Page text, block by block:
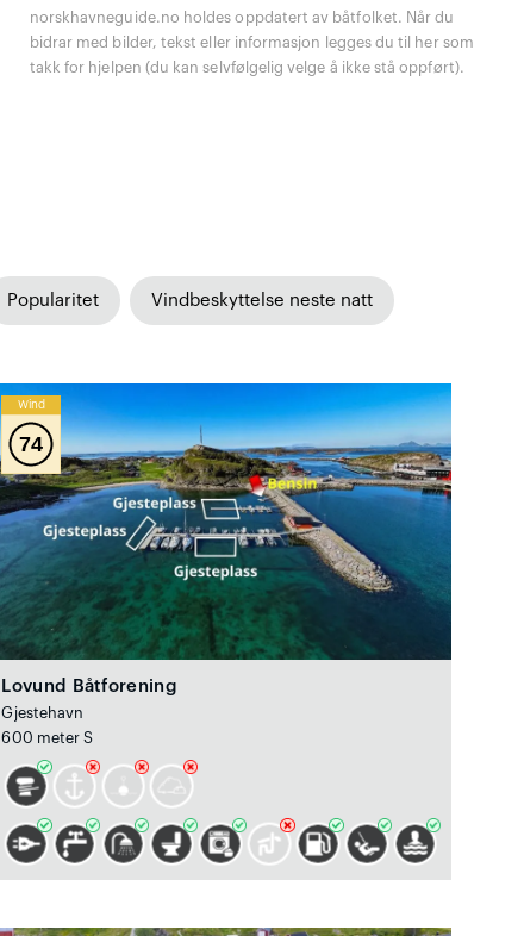
norskhavneguide.no holdes oppdatert av båtfolket. Når du
bidrar med bilder, tekst eller informasjon legges du til her som
takk for hjelpen (du kan selvfølgelig velge å ikke stå oppført).
Popularitet Vindbeskyttelse neste natt
Wind
74
Lovund Båtforening
Gjestehavn
600 meter S